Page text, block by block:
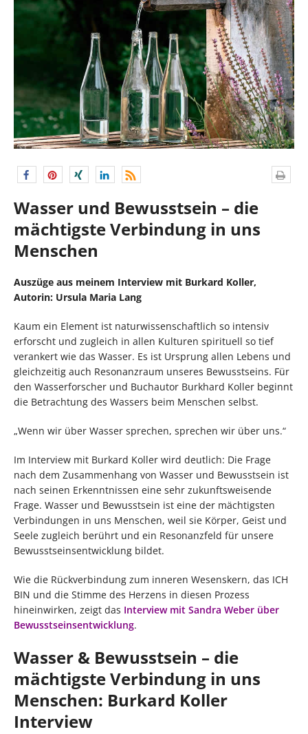
Wasser und Bewusstsein – die
mächtigste Verbindung in uns
Menschen
Auszüge aus meinem Interview mit Burkard Koller,
Autorin: Ursula Maria Lang
Kaum ein Element ist naturwissenschaftlich so intensiv
erforscht und zugleich in allen Kulturen spirituell so tief
verankert wie das Wasser. Es ist Ursprung allen Lebens und
gleichzeitig auch Resonanzraum unseres Bewusstseins. Für
den Wasserforscher und Buchautor Burkhard Koller beginnt
die Betrachtung des Wassers beim Menschen selbst.
„Wenn wir über Wasser sprechen, sprechen wir über uns.“
Im Interview mit Burkard Koller wird deutlich: Die Frage
nach dem Zusammenhang von Wasser und Bewusstsein ist
nach seinen Erkenntnissen eine sehr zukunftsweisende
Frage. Wasser und Bewusstsein ist eine der mächtigsten
Verbindungen in uns Menschen, weil sie Körper, Geist und
Seele zugleich berührt und ein Resonanzfeld für unsere
Bewusstseinsentwicklung bildet.
Wie die Rückverbindung zum inneren Wesenskern, das ICH
BIN und die Stimme des Herzens in diesen Prozess
hineinwirken, zeigt das Interview mit Sandra Weber über
Bewusstseinsentwicklung.
Wasser & Bewusstsein – die
mächtigste Verbindung in uns
Menschen: Burkard Koller
Interview